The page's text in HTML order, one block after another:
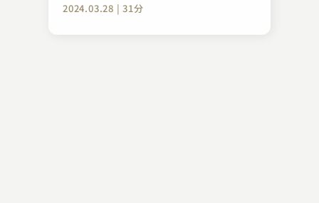
2024.03.28 | 31分